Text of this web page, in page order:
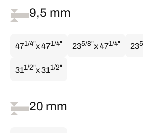
9,5 mm
471/4"x 471/4" 235/8"x 471/4" 23
311/2"x 311/2"
20 mm